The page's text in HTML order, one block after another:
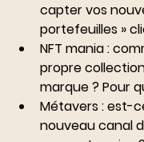
capter vos
portefeuilles »
NFT mania :
propre
marque ? Pour
Métavers : est-
nouveau canal